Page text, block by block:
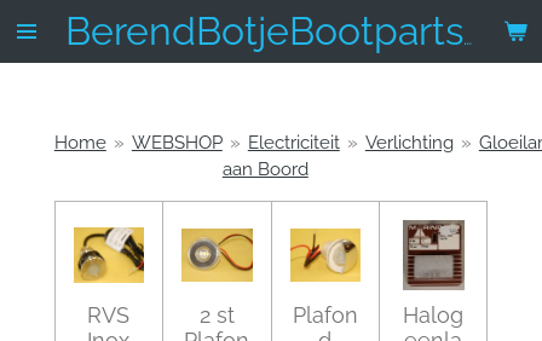
Ga
BerendBotjeBootparts.nl
Home » WEBSHOP » Electriciteit
aan Boord
» Verlichting »
RVS
2 st
Plafon
Halog